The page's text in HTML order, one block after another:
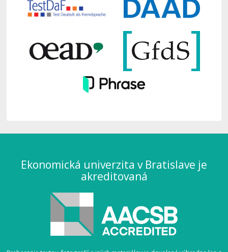
Ekonomická univerzita v Bratislave je
akreditovaná